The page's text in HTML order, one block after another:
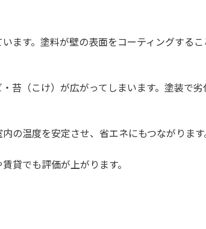
す。塗料が壁の表面をコーティングする
（こけ）が広がってしまいます。塗装で
温度を安定させ、省エネにもつながります
貸でも評価が上がります。